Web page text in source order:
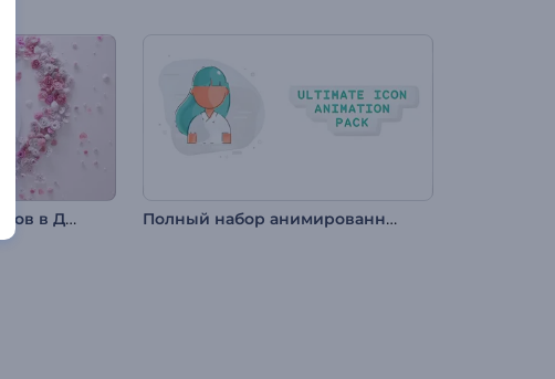
Интро Сердце из цветов в День Святого Валентина Полный набор анимированных иконок